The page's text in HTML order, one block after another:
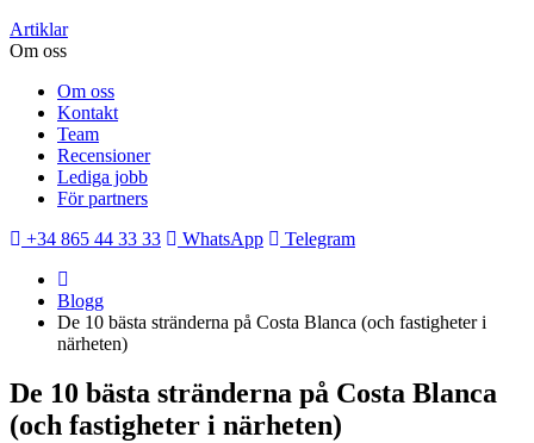
Artiklar
Om oss
Om oss
Kontakt
Team
Recensioner
Lediga jobb
För partners
+34 865 44 33 33
WhatsApp Telegram
Blogg
De 10 bästa stränderna på Costa Blanca (och fastigheter i
närheten)
De 10 bästa stränderna på Costa Blanca
(och fastigheter i närheten)